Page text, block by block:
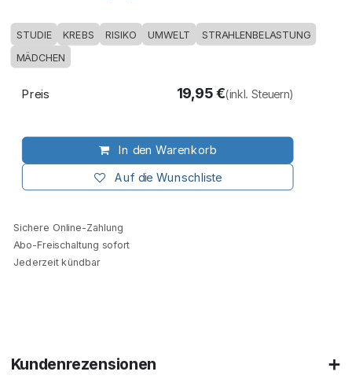
STUDIE KREBS RISIKO UMWELT STRAHLENBELASTUNG
MÄDCHEN
In den Warenkorb
Auf die Wunschliste
Preis 19,95€(inkl. Steuern)
Sichere Online-Zahlung
Abo-Freischaltung sofort
Jederzeit kündbar
Kundenrezensionen